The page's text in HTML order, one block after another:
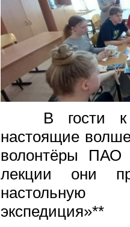
В гости к
настоящие
волонтёры ПАО
лекции они
настольную
экспедиция»**